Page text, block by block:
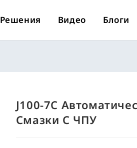
Решения Видео Блоги
J100-7C
Смазки С ЧПУ